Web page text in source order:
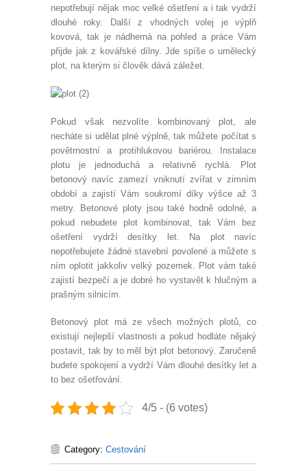
nepotřebují nějak moc velké ošetření a i tak vydrží
dlouhé roky. Další z vhodných volej je výplň
kovová, tak je nádherná na pohled a práce Vám
přijde jak z kovářské dílny. Jde spíše o umělecký
plot, na kterým si člověk dává záležet.
Pokud však nezvolíte kombinovaný plot, ale
necháte si udělat plné výplně, tak můžete počítat s
povětrnostní a protihlukovou bariérou. Instalace
plotu je jednoduchá a relativně rychlá. Plot
betonový navíc zamezí vniknutí zvířat v zimním
období a zajistí Vám soukromí díky výšce až 3
metry. Betonové ploty jsou také hodně odolné, a
pokud nebudete plot kombinovat, tak Vám bez
ošetření vydrží desítky let. Na plot navíc
nepotřebujete žádné stavební povolené a můžete s
ním oplotit jakkoliv velký pozemek. Plot vám také
zajistí bezpečí a je dobré ho vystavět k hlučným a
prašným silnicím.
Betonový plot má ze všech možných plotů, co
existují nejlepší vlastnosti a pokud hodláte nějaký
postavit, tak by to měl být plot betonový. Zaručeně
budete spokojení a vydrží Vám dlouhé desítky let a
to bez ošetřování.
4/5 - (6 votes)
Category: Cestování